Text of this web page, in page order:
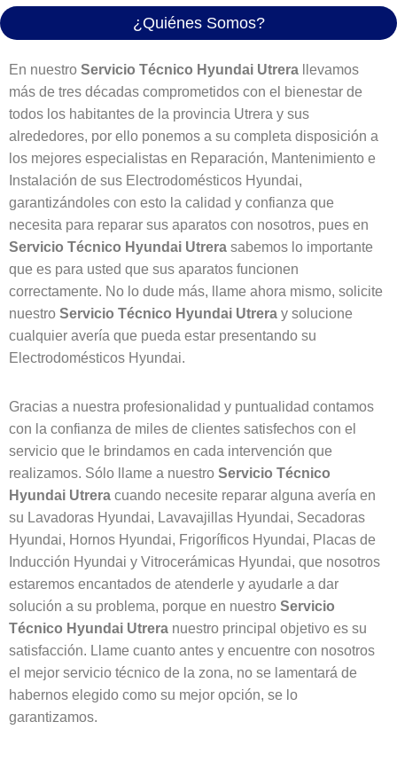
¿Quiénes Somos?
En nuestro Servicio Técnico Hyundai Utrera
llevamos
más de tres décadas comprometidos con el bienestar de
todos los habitantes de la provincia Utrera y sus
alrededores, por ello ponemos a su completa disposición a
los mejores especialistas en Reparación, Mantenimiento e
Instalación de sus Electrodomésticos Hyundai,
garantizándoles con esto la calidad y confianza que
necesita para reparar sus aparatos con nosotros, pues en
Servicio Técnico Hyundai Utrera sabemos lo importante
que es para usted que sus aparatos funcionen
correctamente. No lo dude más, llame ahora mismo, solicite
nuestro Servicio Técnico Hyundai Utrera y solucione
cualquier avería que pueda estar presentando su
Electrodomésticos Hyundai.
Gracias a nuestra profesionalidad y puntualidad contamos
con la confianza de miles de clientes satisfechos con el
servicio que le brindamos en cada intervención que
realizamos. Sólo llame a nuestro Servicio Técnico
Hyundai Utrera cuando necesite reparar alguna avería en
su Lavadoras Hyundai, Lavavajillas Hyundai, Secadoras
Hyundai, Hornos Hyundai, Frigoríficos Hyundai, Placas de
Inducción Hyundai y Vitrocerámicas Hyundai, que nosotros
estaremos encantados de atenderle y ayudarle a dar
solución a su problema, porque en nuestro Servicio
Técnico Hyundai Utrera nuestro principal objetivo es su
satisfacción. Llame cuanto antes y encuentre con nosotros
el mejor servicio técnico de la zona, no se lamentará de
habernos elegido como su mejor opción, se lo
garantizamos.